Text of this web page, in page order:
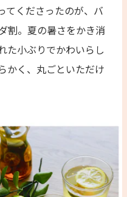
てくださったのが、バ
割。夏の暑さをかき消
た小ぶりでかわいらし
かく、丸ごといただけ